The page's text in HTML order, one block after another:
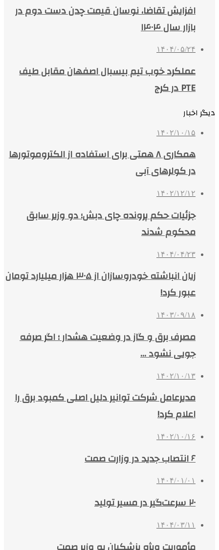
افزایش تقاضا، نوسان قیمت چدن دست دوم در
بازار سال ۱۴۰۴
۱۴۰۴/۰۵/۲۴
عملکرد خوب تیم بیسبال اصفهان مقابل طیف
PTE در کرج
دیگر اخبار
۱۴۰۲/۱۰/۱۵
همکاری ۸ همتی برای استفاده از الکتروموتورها
در کولرهای آبی
۱۴۰۲/۱۲/۱۲
جزئیات حکم پرونده چای دبش؛ دو وزیر سابق
محکوم شدند
۱۴۰۴/۰۴/۲۳
زیان انباشته خودروسازان از ۳۰۵ هزار میلیارد تومان
عبور کرد!
۱۴۰۳/۰۹/۱۸
مصرف برق و گاز در وضعیت هشدار ؛ اگر صرفه
جویی نشود …
۱۴۰۲/۱۰/۱۳
مدیرعامل شرکت توانیر دلیل اصلی کمبود برق را
اعلام کرد!
۱۴۰۲/۱۰/۱۶
۶ انتصاب جدید در وزارت صمت
۱۴۰۴/۰۱/۰۱
۲۰ سرعت‌گیر در مسیر تولید
۱۴۰۴/۰۳/۱۱